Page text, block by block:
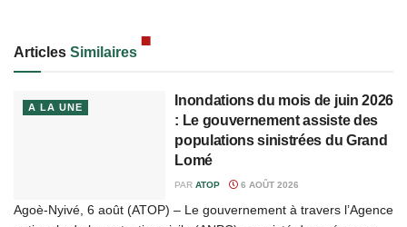
Articles Similaires
A LA UNE
Inondations du mois de juin 2026
: Le gouvernement assiste des
populations sinistrées du Grand
Lomé
PAR ATOP 6 AOÛT 2026
Agoè-Nyivé, 6 août (ATOP) – Le gouvernement à travers l’Agence